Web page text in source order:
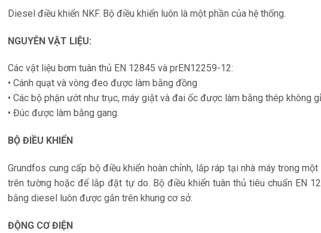
Diesel điều khiển NKF. Bộ điều khiển luôn là một phần của hệ thống.
NGUYÊN VẬT LIỆU:
Các vật liệu bơm tuân thủ EN 12845 và prEN12259-12:
• Cánh quạt và vòng đeo được làm bằng đồng
• Các bộ phận ướt như trục, máy giặt và đai ốc được làm bằng thép không gỉ
• Đúc được làm bằng gang.
BỘ ĐIỀU KHIỂN
Grundfos cung cấp bộ điều khiển hoàn chỉnh, lắp ráp tại nhà máy trong
trên tường hoặc để lắp đặt tự do. Bộ điều khiển tuân thủ tiêu chuẩn EN
bằng diesel luôn được gắn trên khung cơ sở.
ĐỘNG CƠ ĐIỆN